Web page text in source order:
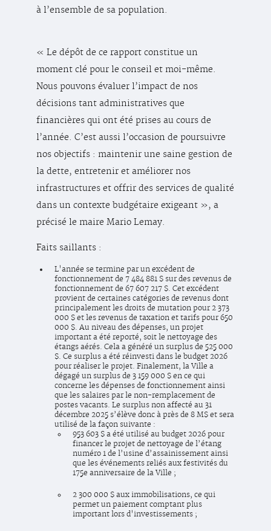
à l’ensemble de sa population.
« Le dépôt de ce rapport constitue un
moment clé pour le conseil et moi-même.
Nous pouvons évaluer l’impact de nos
décisions tant administratives que
financières qui ont été prises au cours de
l’année. C’est aussi l’occasion de poursuivre
nos objectifs : maintenir une saine gestion de
la dette, entretenir et améliorer nos
infrastructures et offrir des services de qualité
dans un contexte budgétaire exigeant », a
précisé le maire Mario Lemay.
Faits saillants :
L'année se termine par un excédent de
fonctionnement de 7 484 881 $ sur des revenus de
fonctionnement de 67 607 217 $. Cet excédent
provient de certaines catégories de revenus dont
principalement les droits de mutation pour 2 373
000 $ et les revenus de taxation et tarifs pour 650
000 $. Au niveau des dépenses, un projet
important a été reporté, soit le nettoyage des
étangs aérés. Cela a généré un surplus de 525 000
$. Ce surplus a été réinvesti dans le budget 2026
pour réaliser le projet. Finalement, la Ville a
dégagé un surplus de 3 159 000 $ en ce qui
concerne les dépenses de fonctionnement ainsi
que les salaires par le non-remplacement de
postes vacants. Le surplus non affecté au 31
décembre 2025 s’élève donc à près de 8 M$ et sera
utilisé de la façon suivante :
953 603 $ a été utilisé au budget 2026 pour
financer le projet de nettoyage de l’étang
numéro 1 de l’usine d’assainissement ainsi
que les événements reliés aux festivités du
175e anniversaire de la Ville ;
2 300 000 $ aux immobilisations, ce qui
permet un paiement comptant plus
important lors d'investissements ;